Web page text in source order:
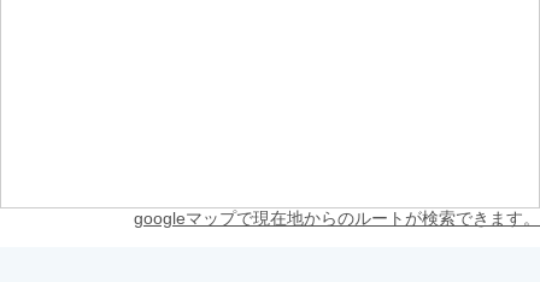
googleマップで現在地からのルートが検索できます。